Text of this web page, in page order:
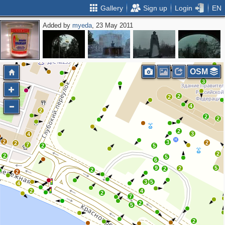
Gallery Sign up Login EN
Added bymyeda, 23 May 2011
3
2
4
7
2
2
2
4
2
2
5 2
5
2
2
5
2
2
3
3
2
5
6
9
5
2
3
4
7
2
2
2
2
2
4
2
3
2
OSM